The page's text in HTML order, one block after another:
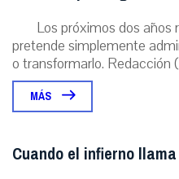
Los próximos dos años
pretende simplemente
o transformarlo. Redacción
MÁS
Cuando el infierno